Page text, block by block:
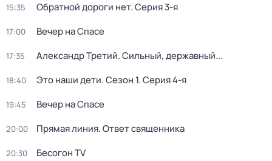
15:35 Обратной дороги нет. Серия 3-я
17:00 Вечер на Спасе
17:35 Александр Третий. Сильный, державный...
18:40 Это наши дети. Сезон 1. Серия 4-я
19:45 Вечер на Спасе
20:00 Прямая линия. Ответ священника
20:30 Бесогон TV